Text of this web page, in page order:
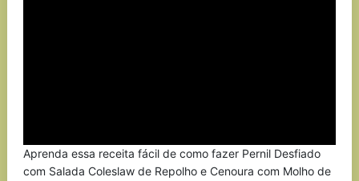
Aprenda essa receita fácil de como fazer Pernil Desfiado
com Salada Coleslaw de Repolho e Cenoura com Molho de